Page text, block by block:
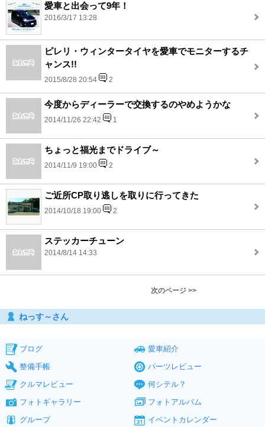
愛車と出会って9年！
2016/3/17 13:28
ピレリ・ウィンタータイヤを愛車でモニターするチ
ャンス!!
2015/8/28 20:54 2
今度からディーラーで交換するのやめようかな
2014/11/26 22:42 1
ちょっと福光までドライブ～
2014/11/9 19:00 2
ご近所CP取り逃しを取りに行ってきた
2014/10/18 19:00 2
ステッカーチューン
2014/8/14 14:33
次のページ >>
ねっす～さん
ブログ
愛車紹介
整備手帳
パーツレビュー
クルマレビュー
何シテル？
フォトギャラリー
フォトアルバム
グループ
イベントカレンダー